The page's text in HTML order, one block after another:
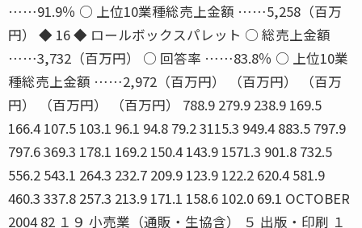
……91.9％ ○ 上位10業種総売上金額 ……5,258（百万
円） ◆ 16 ◆ ロールボックスパレット ○ 総売上金額
……3,732（百万円） ○ 回答率 ……83.8％ ○ 上位10業
種総売上金額 ……2,972（百万円） （百万円） （百万
円） （百万円） （百万円） 788.9 279.9 238.9 169.5
166.4 107.5 103.1 96.1 94.8 79.2 3115.3 949.4 883.5 797.9
797.6 369.3 178.1 169.2 150.4 143.9 1571.3 901.8 732.5
556.2 543.1 264.3 232.7 209.9 123.9 122.2 620.4 581.9
460.3 337.8 257.3 213.9 171.1 158.6 102.0 69.1 OCTOBER
2004 82 １９ 小売業（通販・生協含） ５ 出版・印刷 １